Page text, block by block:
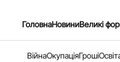
ГоловнаНовиниВеликі
ВійнаОкупаціяГроші